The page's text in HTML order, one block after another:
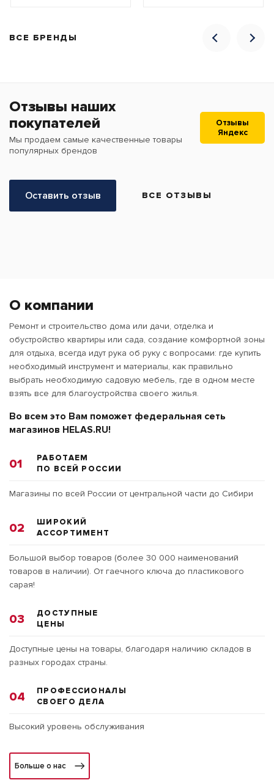
ВСЕ БРЕНДЫ
Отзывы наших
покупателей
Мы продаем самые качественные товары
популярных брендов
Отзывы
Яндекс
Оставить отзыв ВСЕ ОТЗЫВЫ
01
РАБОТАЕМ
ПО ВСЕЙ РОССИИ
Магазины по всей России от центральной части до Сибири
02
ШИРОКИЙ
АССОРТИМЕНТ
Большой выбор товаров (более 30 000 наименований
товаров в наличии). От гаечного ключа до пластикового
сарая!
03
ДОСТУПНЫЕ
ЦЕНЫ
Доступные цены на товары, благодаря наличию складов в
разных городах страны.
04
ПРОФЕССИОНАЛЫ
СВОЕГО ДЕЛА
Высокий уровень обслуживания
О компании
Ремонт и строительство дома или дачи, отделка и
обустройство квартиры или сада, создание комфортной зоны
для отдыха, всегда идут рука об руку с вопросами: где купить
необходимый инструмент и материалы, как правильно
выбрать необходимую садовую мебель, где в одном месте
взять все для благоустройства своего жилья.
Во всем это Вам поможет федеральная сеть
магазинов HELAS.RU!
Больше о нас